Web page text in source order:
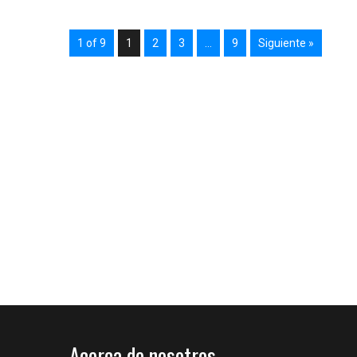
1 of 9 1 2 3 9 Siguiente »